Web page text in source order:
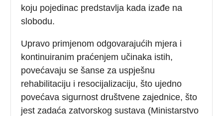
koju pojedinac predstavlja kada izađe na
slobodu.
Upravo primjenom odgovarajućih mjera i
kontinuiranim praćenjem učinaka istih,
povećavaju se šanse za uspješnu
rehabilitaciju i resocijalizaciju, što ujedno
povećava sigurnost društvene zajednice, što
jest zadaća zatvorskog sustava (Ministarstvo